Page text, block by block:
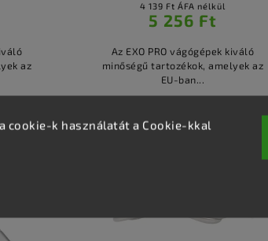
cookie-k használatát a Cookie-kkal
az
4 139 Ft ÁFA nélkül
5 256 Ft
Az EXO PRO vágógépek kiváló
minőségű tartozékok, amelyek az
EU-ban...